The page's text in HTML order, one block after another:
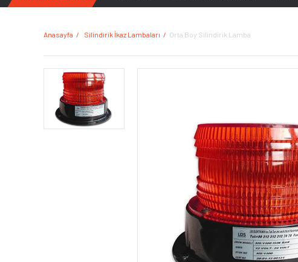
Anasayfa Silindirik İkaz Lambaları Orta Boy Silindirik Lamba